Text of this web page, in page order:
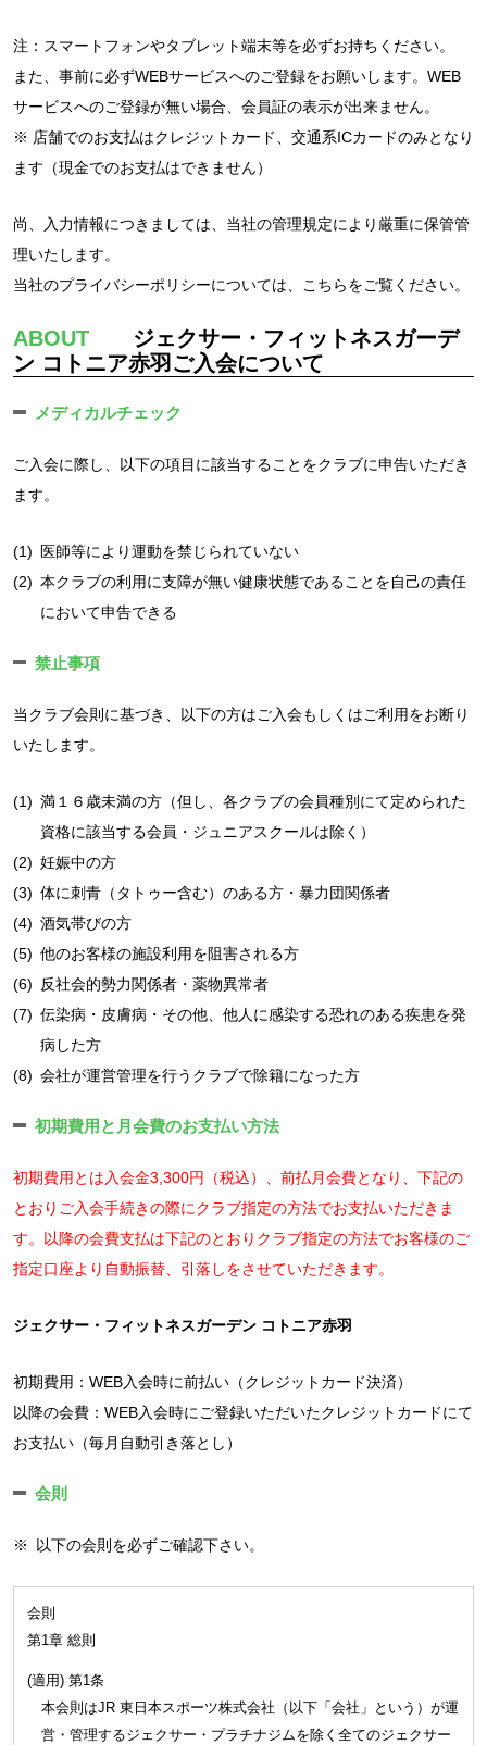
注：スマートフォンやタブレット端末等を必ずお持ちください。
また、事前に必ずWEBサービスへのご登録をお願いします。WEB
サービスへのご登録が無い場合、会員証の表示が出来ません。
※ 店舗でのお支払はクレジットカード、交通系ICカードのみとなり
ます（現金でのお支払はできません）
尚、入力情報につきましては、当社の管理規定により厳重に保管管
理いたします。
当社のプライバシーポリシーについては、 こちらをご覧ください。
ABOUT ジェクサー・フィットネスガーデ
ン コトニア赤羽ご入会について
メディカルチェック
ご入会に際し、以下の項目に該当することをクラブに申告いただき
ます。
(1)
医師等により運動を禁じられていない
(2) 本クラブの利用に支障が無い健康状態であることを自己の責任
において申告できる
禁止事項
当クラブ会則に基づき、以下の方はご入会もしくはご利用をお断り
いたします。
(1) 満１６歳未満の方（但し、各クラブの会員種別にて定められた
資格に該当する会員・ジュニアスクールは除く）
(2) 妊娠中の方
(3) 体に刺青（タトゥー含む）のある方・暴力団関係者
(4) 酒気帯びの方
(5) 他のお客様の施設利用を阻害される方
(6) 反社会的勢力関係者・薬物異常者
(7) 伝染病・皮膚病・その他、他人に感染する恐れのある疾患を発
病した方
(8) 会社が運営管理を行うクラブで除籍になった方
初期費用と月会費のお支払い方法
初期費用とは入会金3,300円（税込）、前払月会費となり、下記の
とおりご入会手続きの際にクラブ指定の方法でお支払いただきま
す。以降の会費支払は下記のとおりクラブ指定の方法でお客様のご
指定口座より自動振替、引落しをさせていただきます。
ジェクサー・フィットネスガーデン コトニア赤羽
初期費用：WEB入会時に前払い（クレジットカード決済）
以降の会費：WEB入会時にご登録いただいたクレジットカードにて
お支払い（毎月自動引き落とし）
会則
※ 以下の会則を必ずご確認下さい。
会則
第1章 総則
(適用) 第1条
本会則はJR 東日本スポーツ株式会社（以下「会社」という）が運
営・管理するジェクサー・プラチナジムを除く全てのジェクサー